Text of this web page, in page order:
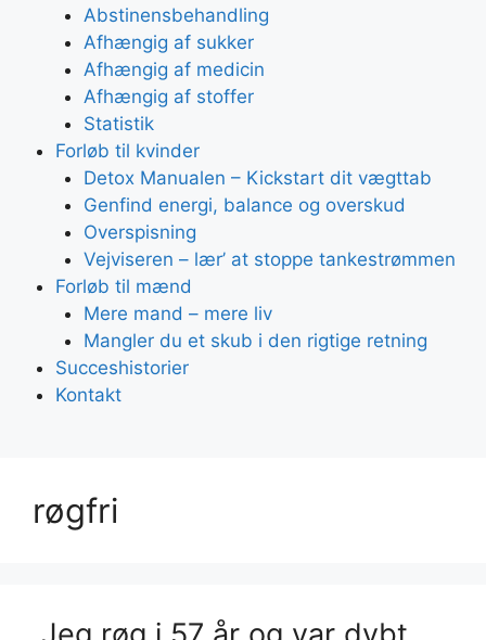
Abstinensbehandling
Afhængig af sukker
Afhængig af medicin
Afhængig af stoffer
Statistik
Forløb til kvinder
Detox Manualen – Kickstart dit vægttab
Genfind energi, balance og overskud
Overspisning
Vejviseren – lær’ at stoppe tankestrømmen
Forløb til mænd
Mere mand – mere liv
Mangler du et skub i den rigtige retning
Succeshistorier
Kontakt
røgfri